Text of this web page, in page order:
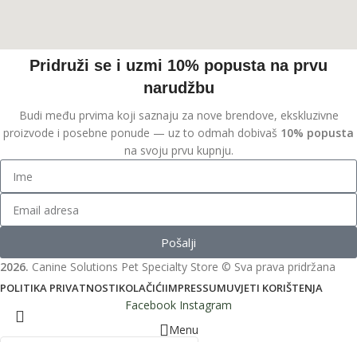
Pridruži se i uzmi 10% popusta na prvu
narudžbu
Budi među prvima koji saznaju za nove brendove, ekskluzivne
proizvode i posebne ponude — uz to odmah dobivaš 10% popusta
na svoju prvu kupnju.
Pošalji
2026. Canine Solutions Pet Specialty Store © Sva prava pridržana
POLITIKA PRIVATNOSTIKOLAČIĆIIMPRESSUMUVJETI KORIŠTENJA
Facebook Instagram
Menu